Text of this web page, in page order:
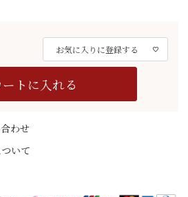
お気に入りに登録する
ートに入れる
わせ
いて